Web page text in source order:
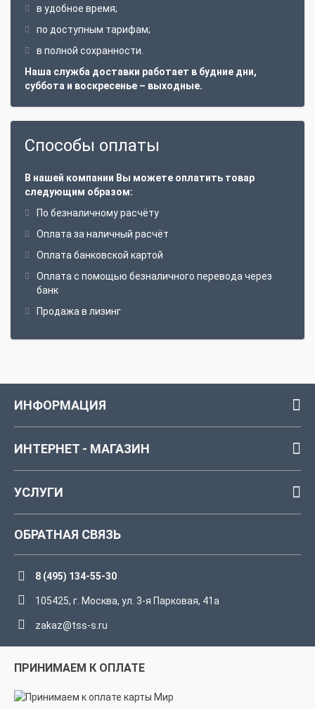
в удобное время;
по доступным тарифам;
в полной сохранности.
Наша служба доставки работает в будние дни,
суббота и воскресенье – выходные.
Способы оплаты
В нашей компании Вы можете оплатить товар
следующим образом:
По безналичному расчёту
Оплата за наличный расчёт
Оплата банковской картой
Оплата с помощью безналичного перевода через
банк
Продажа в лизинг
ИНФОРМАЦИЯ
ИНТЕРНЕТ - МАГАЗИН
УСЛУГИ
ОБРАТНАЯ СВЯЗЬ
8 (495) 134-55-30
105425, г. Москва, ул. 3-я Парковая, 41а
zakaz@tss-s.ru
ПРИНИМАЕМ К ОПЛАТЕ